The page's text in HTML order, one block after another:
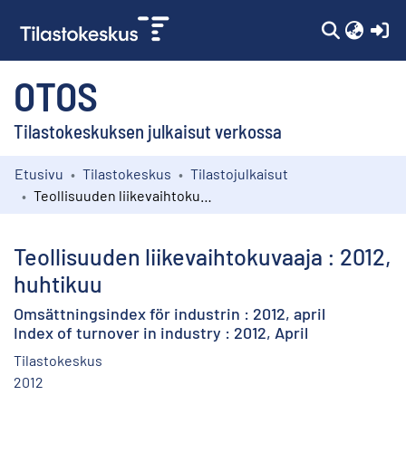
OTOS
Tilastokeskuksen julkaisut verkossa
Kokoelmat
Etusivu Tilastokeskus
Tilastojulkaisut
Teollisuuden liikevaihtokuvaaja : 2012,
huhtikuu
Omsättningsindex för industrin : 2012, april
Index of turnover in industry : 2012, April
Tilastokeskus
2012